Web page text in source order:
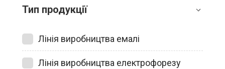
Тип продукції
Лінія виробництва емалі
Лінія виробництва електрофорезу